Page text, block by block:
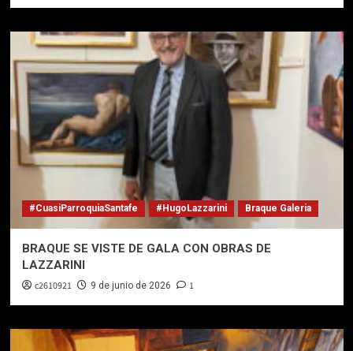
#CuasiParroquiaSantafe #HugoLazzarini Braque Galeria
BRAQUE SE VISTE DE GALA CON OBRAS DE
LAZZARINI
c2610921 9 de junio de 2026 1